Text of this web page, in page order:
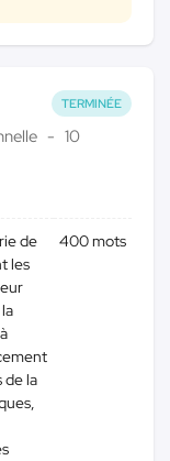
TERMINÉE
10
de
les
de la
400 mots